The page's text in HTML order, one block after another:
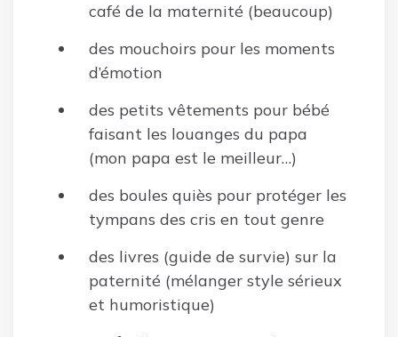
café de la maternité (beaucoup)
des mouchoirs pour les moments
d’émotion
des petits vêtements pour bébé
faisant les louanges du papa
(mon papa est le meilleur…)
des boules quiès pour protéger les
tympans des cris en tout genre
des livres (guide de survie) sur la
paternité (mélanger style sérieux
et humoristique)